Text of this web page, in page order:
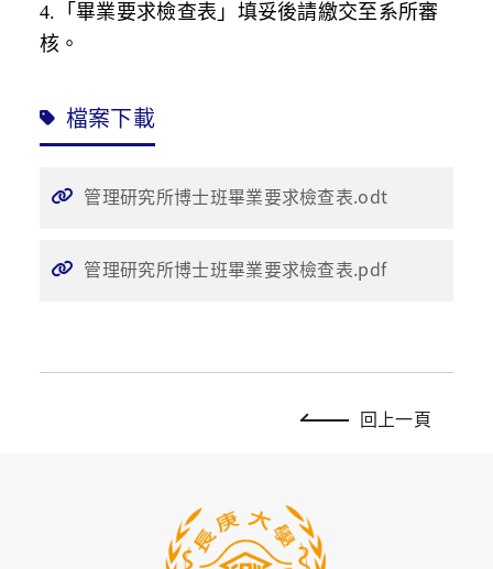
4. 「畢業要求檢查表」填妥後請繳交至系所審
核。
檔案下載
管理研究所博士班畢業要求檢查表.odt
管理研究所博士班畢業要求檢查表.pdf
回上一頁